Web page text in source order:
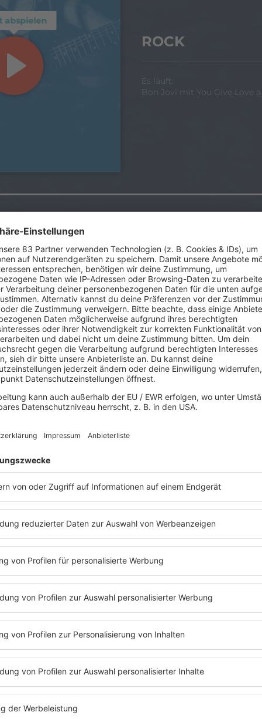
abspielen
ROCK
Es läuft:
Bon Jovi mit You Give Love
Name denn wirklich?
anschaut sieht man eine locker aufspielende Band,
und MusikerSteve Averillsoll wesentlicher
“ , und noch davor „Feedback“ nannten, fanden den
wird aber auch gerätselt was die
ganz lapidare Erklärung wäre die mit der
noch hip und neu. Aber da wäre noch die Bedeutung
Band sich nach einem Spionageflugzeug des US-
benannt haben. Es gab auch ein Ereignis dazu. Am